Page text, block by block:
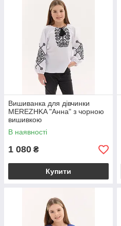
Вишиванка для дівчинки
MEREZHKA "Анна" з чорною
вишивкою
В наявності
1 080 ₴
Купити